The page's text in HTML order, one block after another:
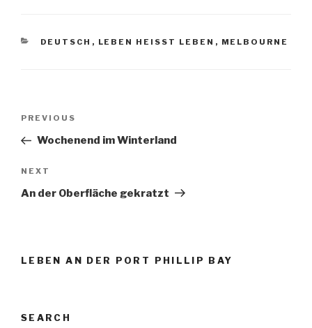
CATEGORIES
DEUTSCH , LEBEN HEISST LEBEN , MELBOURNE
Post
Previous
Post
PREVIOUS
Wochenend im Winterland
Next
Post
NEXT
An der Oberfläche gekratzt
LEBEN AN DER PORT PHILLIP BAY
SEARCH